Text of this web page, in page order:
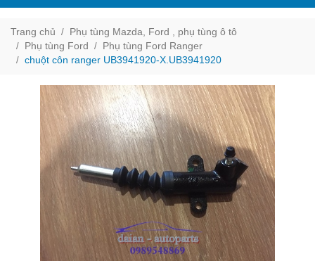
Trang chủ
Phụ tùng Mazda, Ford , phụ tùng ô tô
Phụ tùng Ford
Phụ tùng Ford Ranger
chuột côn ranger UB3941920-X.UB3941920